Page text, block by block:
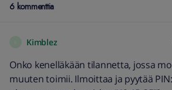
6 kommenttia
Kimblez
Onko kenelläkään tilannetta, jossa
muuten toimii. Ilmoittaa ja pyytää